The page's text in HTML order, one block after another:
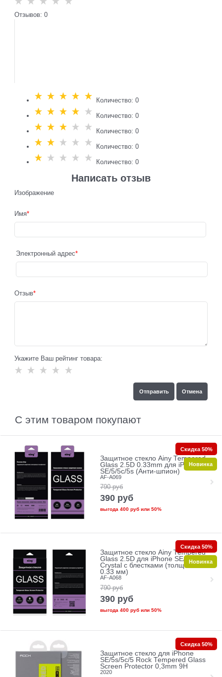
Отзывов: 0
Количество: 0
Количество: 0
Количество: 0
Количество: 0
Количество: 0
Написать отзыв
Изображение
Имя
Электронный адрес
Отзыв
Укажите Ваш рейтинг товара:
С этим товаром покупают
Защитное стекло Ainy Tempered
Glass 2.5D 0.33mm для iPhone
SE/5/5c/5s (Анти-шпион)
AF-A069
790 руб
390 руб
выгода 400 рубили 50%
Скидка 50%
Новинка
Защитное стекло Ainy Tempered
Glass 2.5D для iPhone SE/5/5c/5s
Crystal с блестками (толщина
0.33 мм)
AF-A068
790 руб
390 руб
выгода 400 рубили 50%
Скидка 50%
Новинка
Защитное стекло для iPhone
SE/5s/5с/5 Rock Tempered Glass
Screen Protector 0,3mm 9H
2020
Скидка 50%